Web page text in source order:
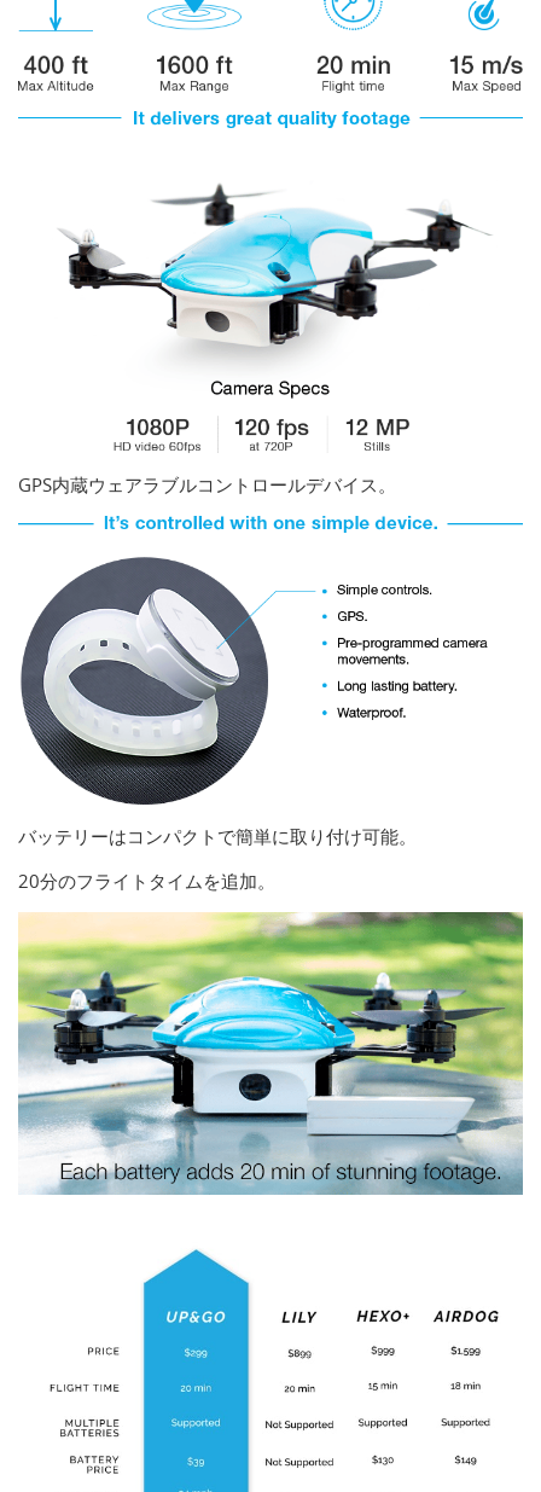
GPS内蔵ウェアラブルコントロールデバイス。
バッテリーはコンパクトで簡単に取り付け可能。
20分のフライトタイムを追加。